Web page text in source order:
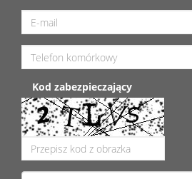
Kod zabezpieczający